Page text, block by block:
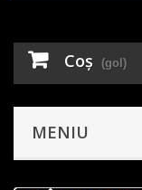
Coş (gol)
MENIU